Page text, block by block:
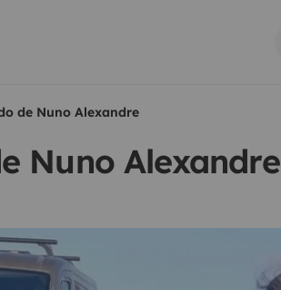
de Nuno Alexandre
Nuno Alexandre